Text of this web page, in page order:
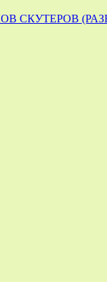
СКУТЕРОВ